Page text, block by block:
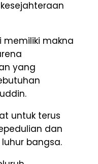
memiliki makna
yang
untuk terus
dan
bangsa.